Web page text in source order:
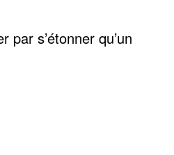
par s’étonner qu’un